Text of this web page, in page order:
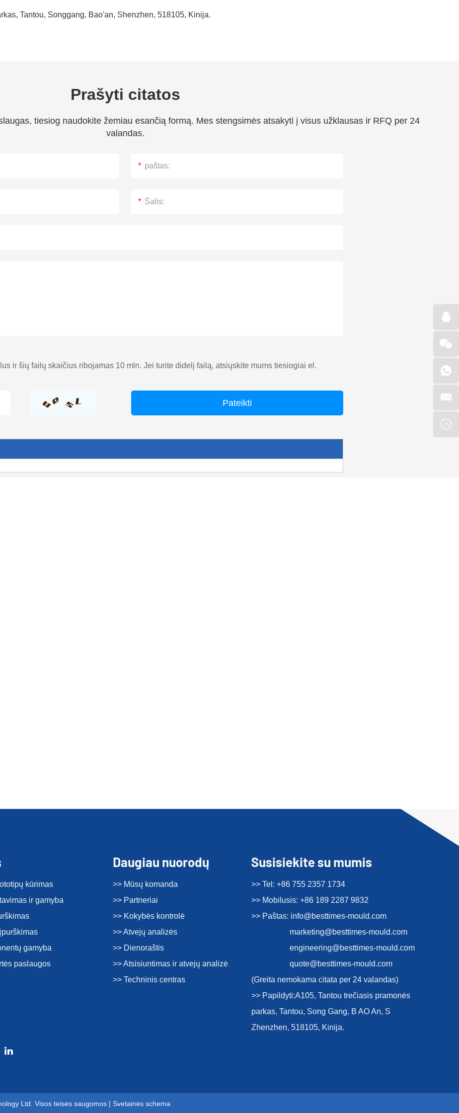
Tantou, Songgang, Bao'an, Shenzhen, 518105, Kinija.
Prašyti citatos
tiesiog naudokite žemiau esančią formą. Mes stengsimės atsakyti į visus užklausas ir RFQ per 24
valandas.
ir šių failų skaičius ribojamas 10 mln. Jei turite didelį failą, atsiųskite mums tiesiogiai el.
kūrimas
ir gamyba
gamyba
paslaugos
Daugiau nuorodų
>> Mūsų komanda
>> Partneriai
>> Kokybės kontrolė
>> Atvejų analizės
>> Dienoraštis
>> Atsisiuntimas ir atvejų analizė
>> Techninis centras
Susisiekite su mumis
>> Tel: +86 755 2357 1734
>> Mobilusis: +86 189 2287 9832
>> Paštas: info@besttimes-mould.com
marketing@besttimes-mould.com
engineering@besttimes-mould.com
quote@besttimes-mould.com
(Greita nemokama citata per 24 valandas)
>> Papildyti:A105, Tantou trečiasis pramonės
parkas, Tantou, Song Gang, B AO An, S
Zhenzhen, 518105, Kinija.
Ltd. Visos teisės saugomos | Svetainės schema